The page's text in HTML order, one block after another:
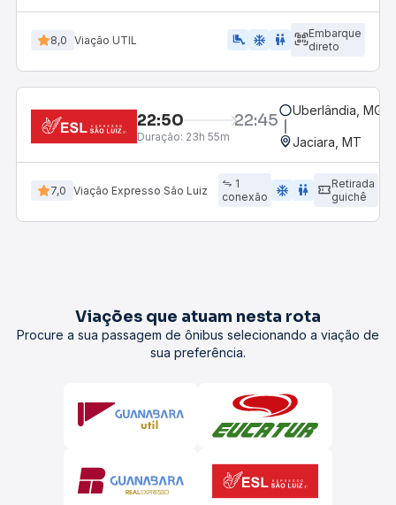
8,0 Viação UTIL airline_seat_legroom_extra ac_unit wc
Embarque
direto
22:50 22:45
Duração: 23h 55m
Uberlândia, MG -
Jaciara, MT
7,0 Viação Expresso São Luiz
1
conexão
ac_unit wc
Retirada
guichê
Viações que atuam nesta rota
Procure a sua passagem de ônibus selecionando a viação de
sua preferência.